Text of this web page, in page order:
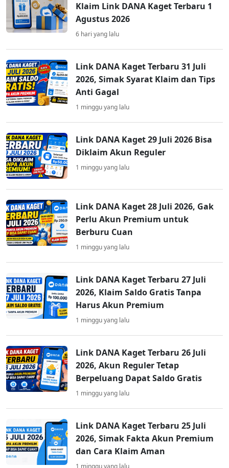
Klaim Link DANA Kaget Terbaru 1
Agustus 2026
6 hari yang lalu
Link DANA Kaget Terbaru 31 Juli
2026, Simak Syarat Klaim dan Tips
Anti Gagal
1 minggu yang lalu
Link DANA Kaget 29 Juli 2026 Bisa
Diklaim Akun Reguler
1 minggu yang lalu
Link DANA Kaget 28 Juli 2026, Gak
Perlu Akun Premium untuk
Berburu Cuan
1 minggu yang lalu
Link DANA Kaget Terbaru 27 Juli
2026, Klaim Saldo Gratis Tanpa
Harus Akun Premium
1 minggu yang lalu
Link DANA Kaget Terbaru 26 Juli
2026, Akun Reguler Tetap
Berpeluang Dapat Saldo Gratis
1 minggu yang lalu
Link DANA Kaget Terbaru 25 Juli
2026, Simak Fakta Akun Premium
dan Cara Klaim Aman